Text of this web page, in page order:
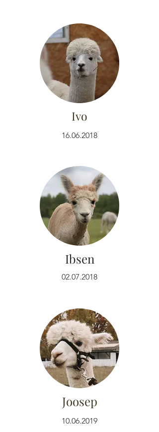
Ivo
16.06.2018
Ibsen
02.07.2018
Joosep
10.06.2019